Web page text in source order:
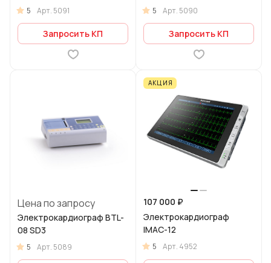
5 Арт. 5091
Запросить КП
5 Арт. 5090
Запросить КП
Цена по запросу
Электрокардиограф BTL-
08 SD3
5 Арт. 5089
АКЦИЯ
107 000 ₽
Электрокардиограф
IMAC-12
5 Арт. 4952